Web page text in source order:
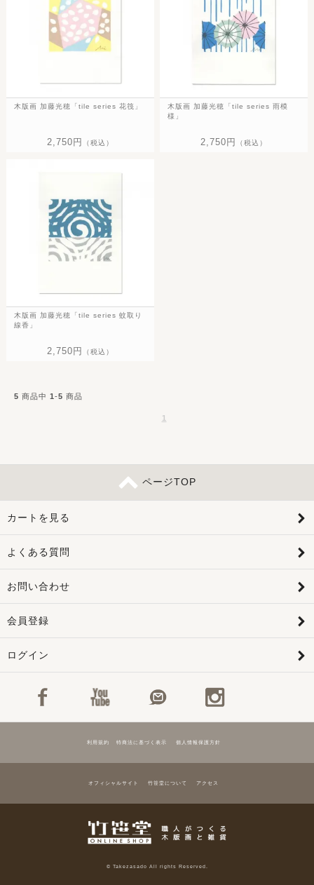
木版画 加藤光穂「tile series 花筏」
2,750円 （税込）
木版画 加藤光穂「tile series 雨模
様」
2,750円 （税込）
木版画 加藤光穂「tile series 蚊取り
線香」
2,750円 （税込）
5 商品中 1-5 商品
1
ページTOP
カートを見る
よくある質問
お問い合わせ
会員登録
ログイン
利用規約 特商法に基づく表示 個人情報保護方針
オフィシャルサイト 竹笹堂について アクセス
© Takezasado All rights Reserved.